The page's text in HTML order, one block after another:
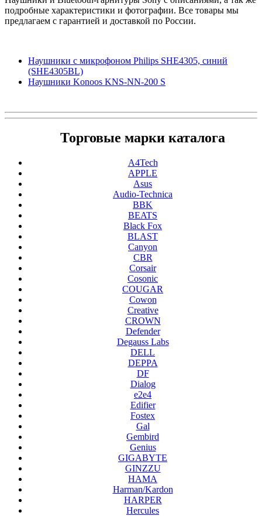
подробные характеристики и фотографии. Все товары мы
предлагаем с гарантией и доставкой по России.
Наушники с микрофоном Philips SHE4305, синий
(SHE4305BL)
Наушники Konoos KNS-NN-200 S
Торговые марки каталога
A4Tech
APPLE
Asus
Audio-Technica
BBK
BEATS
Black Fox
BLAST
Canyon
CBR
Corsair
Cosonic
COUGAR
Cowon
Creative
CROWN
Defender
Degauss Labs
DELL
DEPPA
DF
Dialog
e2e4
Edifier
Fostex
Gal
Gembird
Genius
GIGABYTE
GINZZU
HAMA
Harman/Kardon
HARPER
Hercules